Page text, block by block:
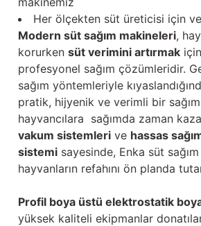
Her ölçekten süt üreticisi için
Modern süt sağım makineleri,
korurken süt verimini artırmak
profesyonel sağım çözümleridir.
sağım yöntemleriyle
pratik, hijyenik ve verimli bir
hayvancılara sağımda zaman
vakum sistemleri ve hassas
sistemi sayesinde, Enka süt
hayvanların refahını ön planda
Profil boya üstü elektrostatik
yüksek kaliteli ekipmanlar